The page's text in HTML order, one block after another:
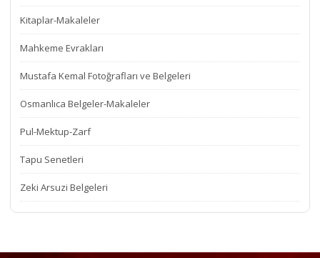
Kitaplar-Makaleler
Mahkeme Evrakları
Mustafa Kemal Fotoğrafları ve Belgeleri
Osmanlıca Belgeler-Makaleler
Pul-Mektup-Zarf
Tapu Senetleri
Zeki Arsuzi Belgeleri